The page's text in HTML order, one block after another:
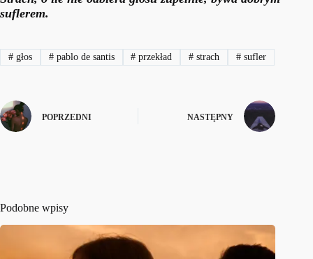
suflerem.
#głos #pablo de santis # przekład # strach # sufler
POPRZEDNI NASTĘPNY
Podobne wpisy